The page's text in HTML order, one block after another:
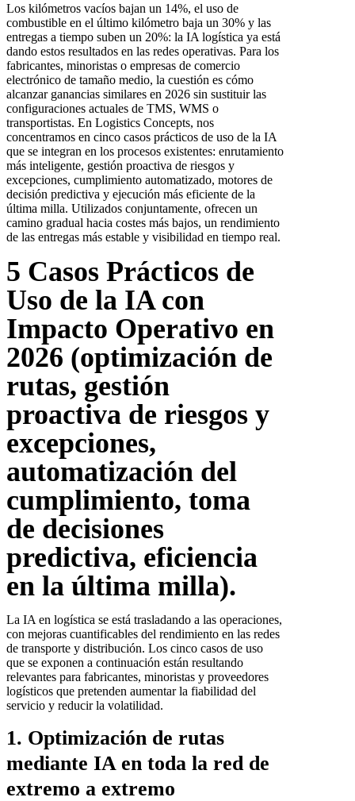
Los kilómetros vacíos bajan un 14%, el uso de
combustible en el último kilómetro baja un 30% y las
entregas a tiempo suben un 20%: la IA logística ya está
dando estos resultados en las redes operativas. Para los
fabricantes, minoristas o empresas de comercio
electrónico de tamaño medio, la cuestión es cómo
alcanzar ganancias similares en 2026 sin sustituir las
configuraciones actuales de TMS, WMS o
transportistas. En Logistics Concepts, nos
concentramos en cinco casos prácticos de uso de la IA
que se integran en los procesos existentes: enrutamiento
más inteligente, gestión proactiva de riesgos y
excepciones, cumplimiento automatizado, motores de
decisión predictiva y ejecución más eficiente de la
última milla. Utilizados conjuntamente, ofrecen un
camino gradual hacia costes más bajos, un rendimiento
de las entregas más estable y visibilidad en tiempo real.
5 Casos Prácticos de
Uso de la IA con
Impacto Operativo en
2026 (optimización de
rutas, gestión
proactiva de riesgos y
excepciones,
automatización del
cumplimiento, toma
de decisiones
predictiva, eficiencia
en la última milla).
La IA en logística se está trasladando a las operaciones,
con mejoras cuantificables del rendimiento en las redes
de transporte y distribución. Los cinco casos de uso
que se exponen a continuación están resultando
relevantes para fabricantes, minoristas y proveedores
logísticos que pretenden aumentar la fiabilidad del
servicio y reducir la volatilidad.
1. Optimización de rutas
mediante IA en toda la red de
extremo a extremo